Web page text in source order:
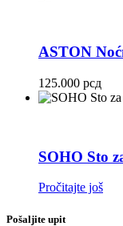
ASTON
125.000 рсд
SOHO Sto
Pročitajte još
Pošaljite upit